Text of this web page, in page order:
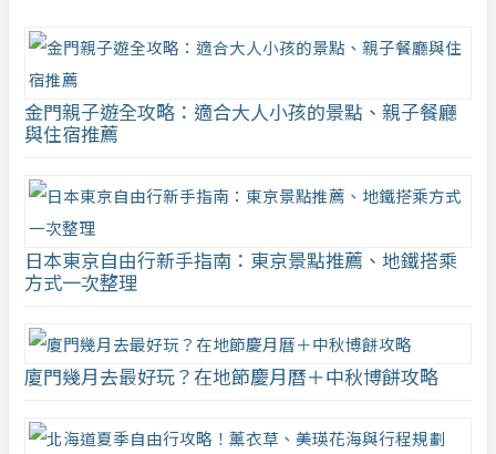
金門親子遊全攻略：適合大人小孩的景點、親子餐廳
與住宿推薦
日本東京自由行新手指南：東京景點推薦、地鐵搭乘
方式一次整理
廈門幾月去最好玩？在地節慶月曆＋中秋博餅攻略